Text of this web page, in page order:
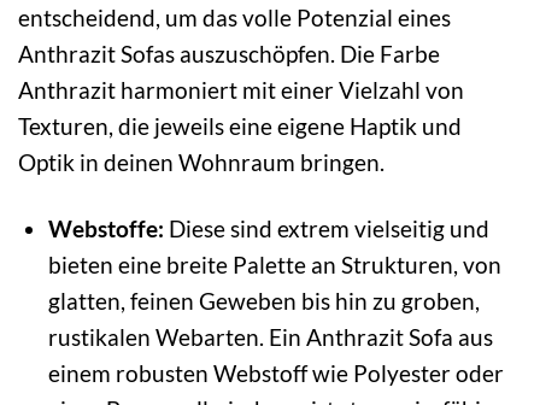
entscheidend, um das volle Potenzial eines
Anthrazit Sofas auszuschöpfen. Die Farbe
Anthrazit harmoniert mit einer Vielzahl von
Texturen, die jeweils eine eigene Haptik und
Optik in deinen Wohnraum bringen.
Webstoffe: Diese sind extrem vielseitig und
bieten eine breite Palette an Strukturen, von
glatten, feinen Geweben bis hin zu groben,
rustikalen Webarten. Ein Anthrazit Sofa aus
einem robusten Webstoff wie Polyester oder